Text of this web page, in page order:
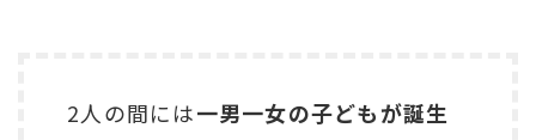
2人の間には一男一女の子どもが誕生